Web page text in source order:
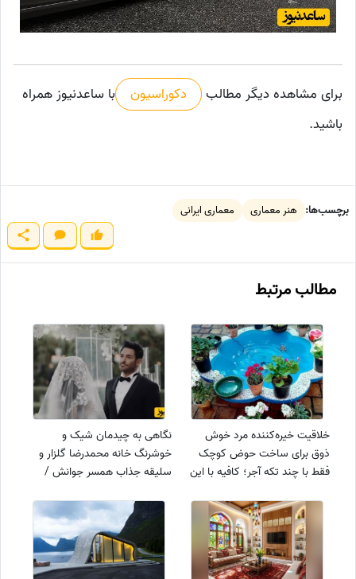
برای مشاهده دیگر مطالب دکوراسیون
با ساعدنیوز همراه
باشید.
برچسب‌ها: هنر معماری معماری ایرانی
مطالب مرتبط
خلاقیت خیره‌کننده مرد خوش
ذوق برای ساخت حوض کوچک
فقط با چند تکه آجر؛ کافیه با این
کنی کارستون / دست مریزاد
عجب چیزی به ذهنش رسید +
نگاهی به چیدمان شیک و
خوشرنگ خانه محمدرضا گلزار و
سلیقه جذاب همسر جوانش /
لوکسش در دبی در کنار پدرزنش